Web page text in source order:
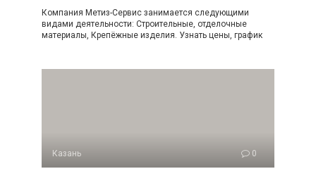
Компания Метиз-Сервис занимается следующими
видами деятельности: Строительные, отделочные
материалы, Крепёжные изделия. Узнать цены, график
Казань 0